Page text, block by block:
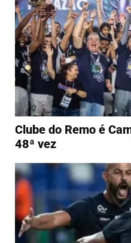
Clube do Remo é
48ª vez